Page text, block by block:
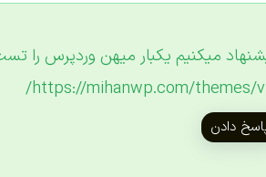
میکنیم یکبار میهن وردپرس را
https://mihanwp.com/themes/
دادن